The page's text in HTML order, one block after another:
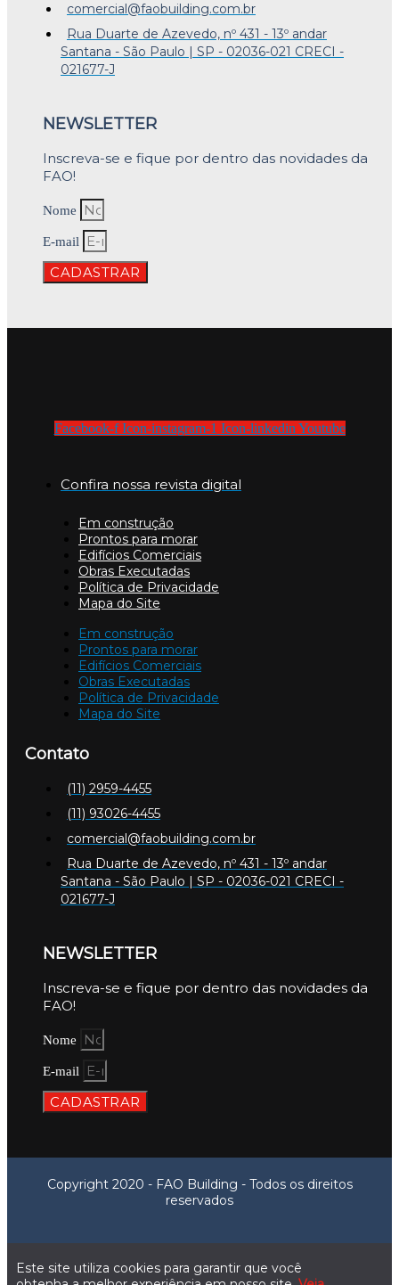
comercial@faobuilding.com.br
Rua Duarte de Azevedo, nº 431 - 13º andar
Santana - São Paulo | SP - 02036-021 CRECI -
021677-J
NEWSLETTER
Inscreva-se e fique por dentro das novidades da
FAO!
Nome
E-mail
CADASTRAR
Facebook-f Icon-instagram-1 Icon-linkedin Youtube
Confira nossa revista digital
Em construção
Prontos para morar
Edifícios Comerciais
Obras Executadas
Política de Privacidade
Mapa do Site
Em construção
Prontos para morar
Edifícios Comerciais
Obras Executadas
Política de Privacidade
Mapa do Site
Contato
(11) 2959-4455
(11) 93026-4455
comercial@faobuilding.com.br
Rua Duarte de Azevedo, nº 431 - 13º andar
Santana - São Paulo | SP - 02036-021 CRECI -
021677-J
NEWSLETTER
Inscreva-se e fique por dentro das novidades da
FAO!
Nome
E-mail
CADASTRAR
Copyright 2020 - FAO Building - Todos os direitos
reservados
Este site utiliza cookies para garantir que você